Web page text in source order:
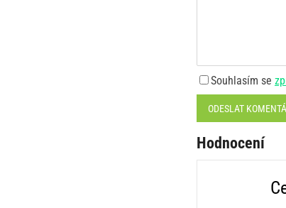
Souhlasím se
ODESLAT
Hodnocení